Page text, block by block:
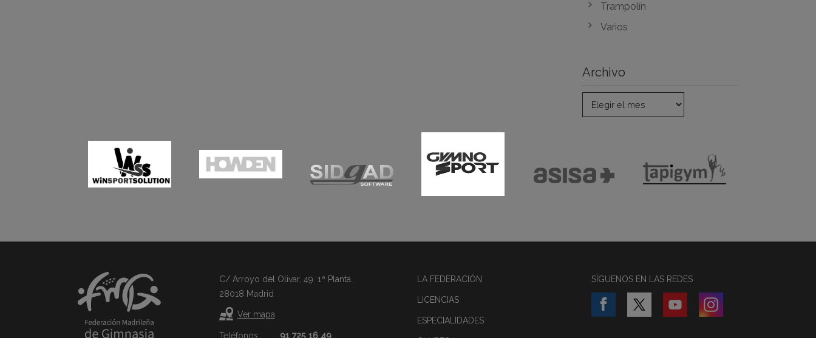
Trampolín
Varios
Archivo
C/ Arroyo del Olivar, 49. 1ª Planta.
28018 Madrid
Ver mapa
Teléfonos:
91 725 16 49
LA FEDERACIÓN
LICENCIAS
ESPECIALIDADES
SÍGUENOS EN LAS REDES